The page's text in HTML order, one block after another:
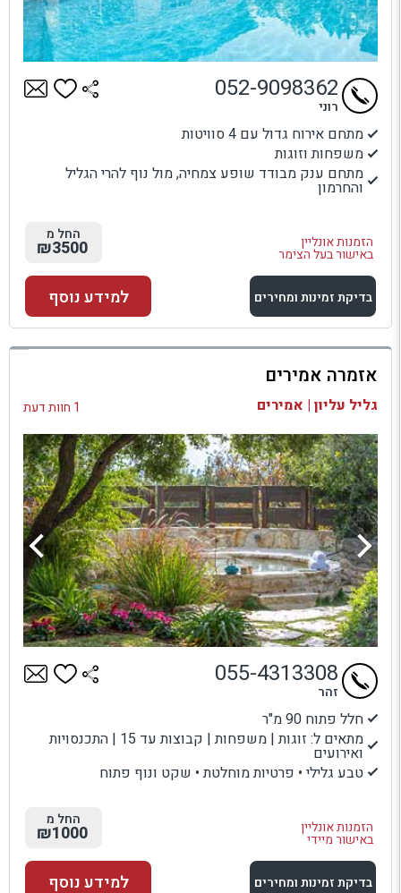
מתחם אירוח גדול עם 4 סוויטות
משפחות וזוגות
מתחם ענק מבודד שופע צמחיה, מול נוף להרי הגליל
והחרמון
הזמנות אונליין
באישור בעל הצימר
052-9098362
רוני
החל מ
₪3500
בדיקת זמינות ומחירים
למתחם זה
בדיקת זמינות ומחירים
למידע נוסף
אזמרה אמירים
גליל עליון | אמירים 1 חוות דעת
חלל פתוח 90 מ"ר
מתאים ל: זוגות | משפחות | קבוצות עד 15 | התכנסויות
ואירועים
טבע גלילי • פרטיות מוחלטת • שקט ונוף פתוח
הזמנות אונליין
באישור מיידי
055-4313308
זהר
החל מ
₪1000
בדיקת זמינות ומחירים למידע נוסף